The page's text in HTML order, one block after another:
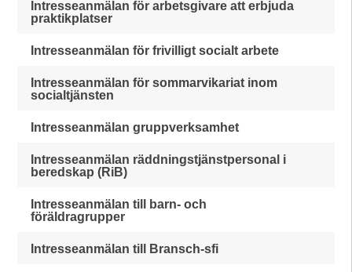
Intresseanmälan för arbetsgivare att erbjuda
praktikplatser
Intresseanmälan för frivilligt socialt arbete
Intresseanmälan för sommarvikariat inom
socialtjänsten
Intresseanmälan gruppverksamhet
Intresseanmälan räddningstjänstpersonal i
beredskap (RiB)
Intresseanmälan till barn- och
föräldragrupper
Intresseanmälan till Bransch-sfi